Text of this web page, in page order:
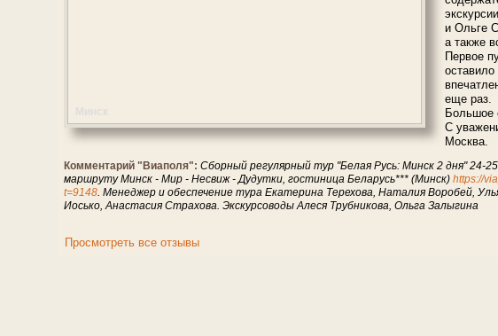
и Ольге
а также
Первое
еще раз.
Большое
С
Москва.
Комментарий "Виаполя": Сборный регулярный тур "Белая Русь: Минск 2 дня" 24-
маршруту Минск - Мир - Несвиж - Дудутки, гостиница Беларусь*** (Минск) https://
t=9148. Менеджер и обеспечение тура Екатерина Терехова, Наталия Воробей,
Иосько, Анастасия Страхова. Экскурсоводы Алеся Трубникова, Ольга Залыгина
Просмотреть все отзывы